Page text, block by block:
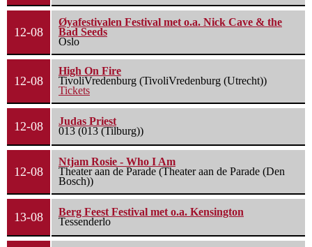
12-08
Øyafestivalen Festival met o.a. Nick Cave & the
Bad Seeds
Oslo
12-08
High On Fire
TivoliVredenburg (TivoliVredenburg (Utrecht))
Tickets
12-08
Judas Priest
013 (013 (Tilburg))
12-08
Ntjam Rosie - Who I Am
Theater aan de Parade (Theater aan de Parade (Den
Bosch))
13-08
Berg Feest Festival met o.a. Kensington
Tessenderlo